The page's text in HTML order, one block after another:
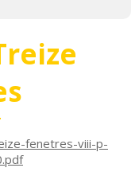
fenetres-viii-p-